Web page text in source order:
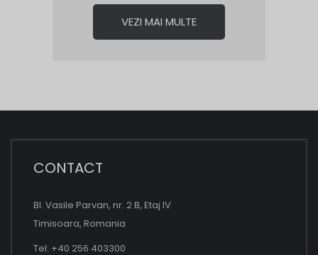
VEZI MAI MULTE
CONTACT
Bl. Vasile Parvan, nr. 2 B, Etaj IV
Timisoara, Romania
Tel: +40 256 403300